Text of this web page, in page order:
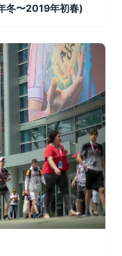
冬〜2019年初春)